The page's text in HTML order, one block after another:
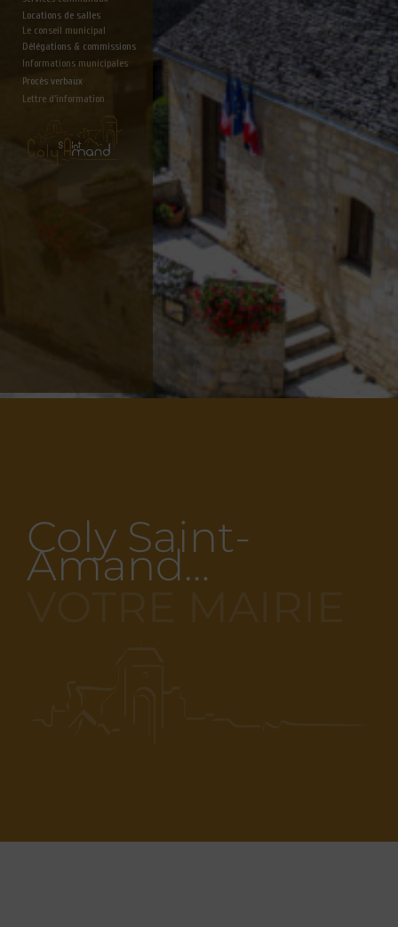
Locations de salles
Le conseil municipal
Délégations & commissions
Informations municipales
Lettre d'information
Procès verbaux
Coly Saint-
Amand…